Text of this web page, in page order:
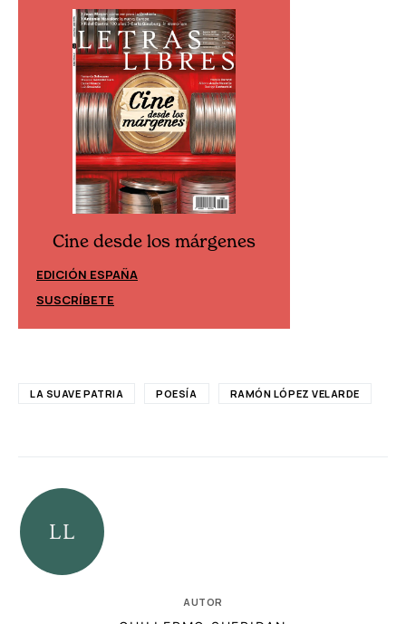
Cine desde los márgenes
EDICIÓN ESPAÑA
SUSCRÍBETE
LA SUAVE PATRIA POESÍA RAMÓN LÓPEZ VELARDE
AUTOR